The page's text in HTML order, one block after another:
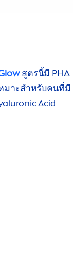
สูตรนี้มี PHA
มาะสำหรับคนที่มี
ic Acid